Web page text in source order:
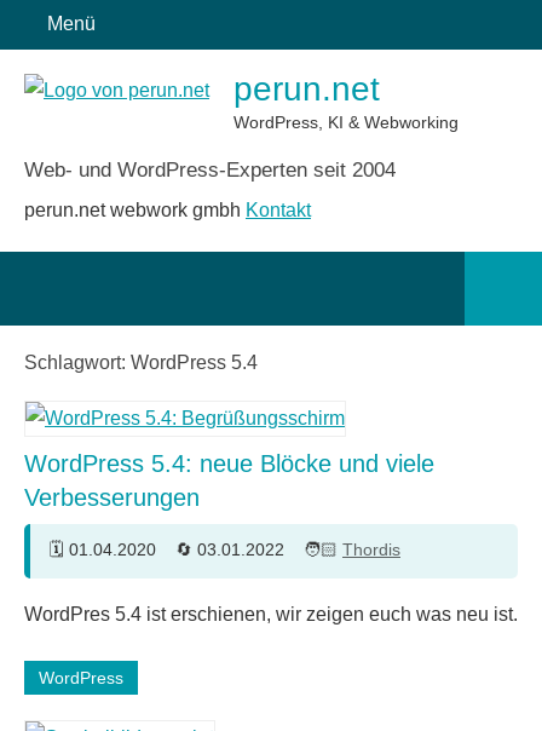
Inhalt
springen
Menü
perun.net
WordPress, KI & Webworking
Web- und WordPress-Experten seit 2004
perun.net webwork gmbh Kontakt
Schlagwort: WordPress 5.4
WordPress 5.4: neue Blöcke und viele
Verbesserungen
01.04.2020 03.01.2022 Thordis
WordPres 5.4 ist erschienen, wir zeigen euch was neu ist.
WordPress